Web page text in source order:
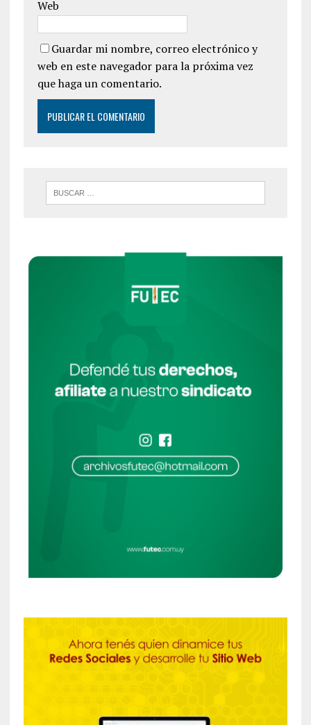
Web
Guardar mi nombre, correo electrónico y
web en este navegador para la próxima vez
que haga un comentario.